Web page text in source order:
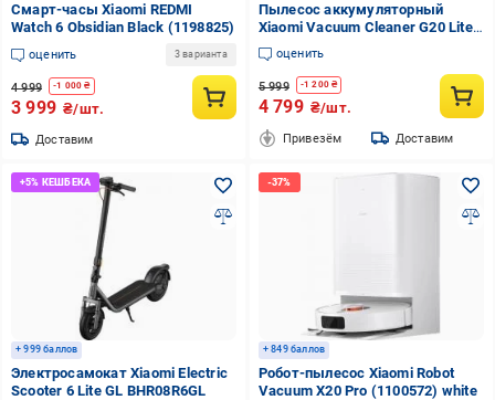
Смарт-часы Xiaomi REDMI
Watch 6 Obsidian Black (1198825)
оценить 3 варианта
4 999 -1 000 ₴
3 999 ₴/шт.
Доставим
Пылесос аккумуляторный
Xiaomi Vacuum Cleaner G20 Lite
white
оценить
5 999 -1 200 ₴
4 799 ₴/шт.
Привезём Доставим
+ 999 баллов
Электросамокат Xiaomi Electric
Scooter 6 Lite GL BHR08R6GL
+ 849 баллов
Робот-пылесос Xiaomi Robot
Vacuum X20 Pro (1100572) white